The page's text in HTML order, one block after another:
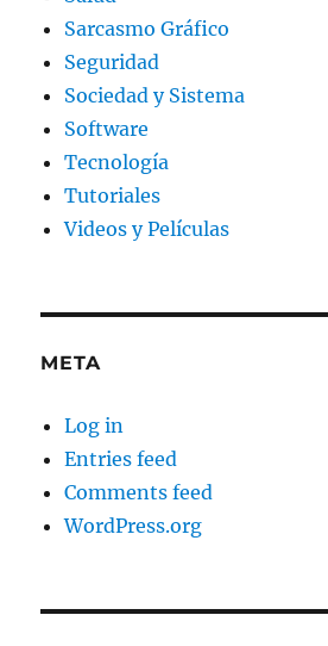
Sarcasmo Gráfico
Seguridad
Sociedad y Sistema
Software
Tecnología
Tutoriales
Videos y Películas
META
Log in
Entries feed
Comments feed
WordPress.org